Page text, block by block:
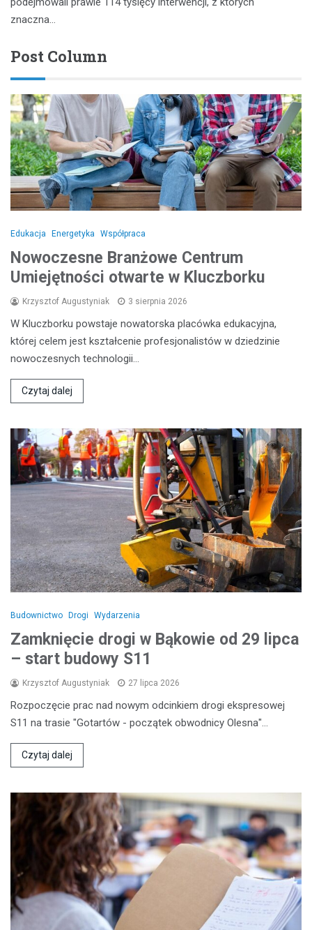
znaczna…
Post Column
Edukacja Energetyka Współpraca
Nowoczesne Branżowe Centrum
Umiejętności otwarte w Kluczborku
Krzysztof Augustyniak 3 sierpnia 2026
W Kluczborku powstaje nowatorska placówka edukacyjna,
której celem jest kształcenie profesjonalistów w dziedzinie
nowoczesnych technologii…
Czytaj dalej
Budownictwo Drogi Wydarzenia
Zamknięcie drogi w Bąkowie od 29 lipca
– start budowy S11
Krzysztof Augustyniak 27 lipca 2026
Rozpoczęcie prac nad nowym odcinkiem drogi ekspresowej
S11 na trasie "Gotartów - początek obwodnicy Olesna"…
Czytaj dalej